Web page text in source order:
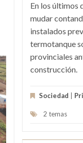
En los últimos
mudar
instalados
termotanque
provinciales
construcción.
Sociedad
2 temas